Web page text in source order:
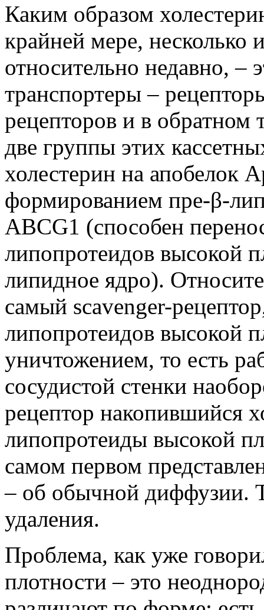
Каким образом
крайней мере, несколько
относительно недавно, –
транспортеры –
рецепторов и в обратном
две группы этих
холестерин на
формированием пре-β-
ABCG1 (способен
липопротеидов высокой
липидное ядро).
самый scavenger-
липопротеидов высокой
уничтожением, то есть
сосудистой стенки
рецептор накопившийся
липопротеиды высокой
самом первом
– об обычной диффузии.
удаления.
Проблема, как уже
плотности – это